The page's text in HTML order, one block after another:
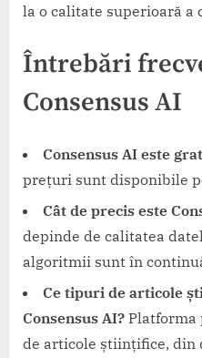
la o calitate superioară a
Întrebări
Consensus AI
Consensus AI este
prețuri sunt disponibile
Cât de precis este
depinde de calitatea
algoritmii sunt în
Ce tipuri de articole
Consensus AI? Platforma
de articole științifice, din